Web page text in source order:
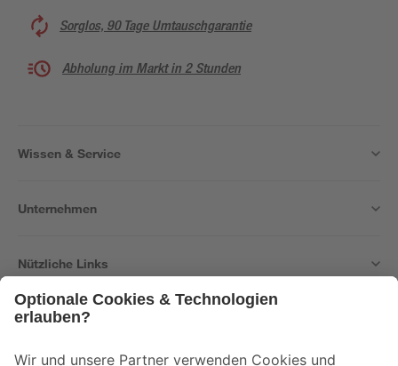
Sorglos, 90 Tage Umtauschgarantie
Abholung im Markt in 2 Stunden
Wissen & Service
Unternehmen
Nützliche Links
Der toom Newsletter: Keine Angebote und Aktionen mehr verpassen!